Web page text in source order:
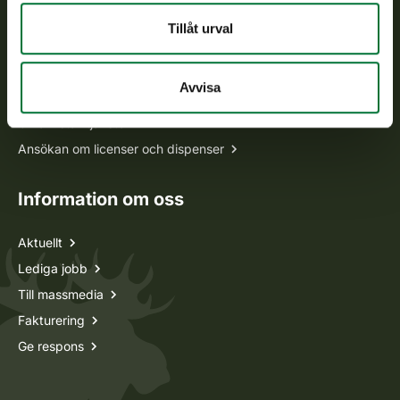
Tillåt urval
Avvisa
Ansökan om licenser och dispenser
Information om oss
Aktuellt
Lediga jobb
Till massmedia
Fakturering
Ge respons